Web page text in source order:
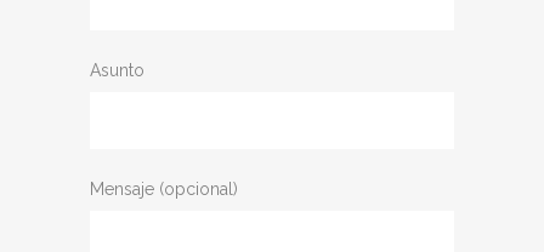
Asunto
Mensaje (opcional)